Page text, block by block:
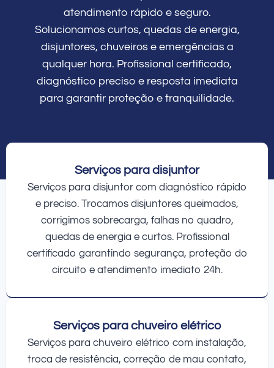
atendimento rápido e seguro.
Solucionamos curtos, quedas de energia,
disjuntores, chuveiros e emergências a
qualquer hora. Profissional certificado,
diagnóstico preciso e resposta imediata
para garantir proteção e tranquilidade.
Serviços para disjuntor
Serviços para disjuntor com diagnóstico rápido
e preciso. Trocamos disjuntores queimados,
corrigimos sobrecarga, falhas no quadro,
quedas de energia e curtos. Profissional
certificado garantindo segurança, proteção do
circuito e atendimento imediato 24h.
Serviços para chuveiro elétrico
Serviços para chuveiro elétrico com instalação,
troca de resistência, correção de mau contato,